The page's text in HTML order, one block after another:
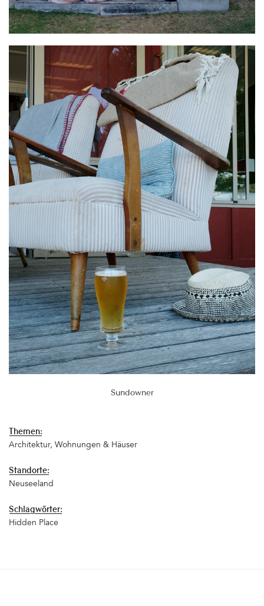
Sundowner
Themen:
Architektur Wohnungen & Häuser
Standorte:
Neuseeland
Schlagwörter:
Hidden Place